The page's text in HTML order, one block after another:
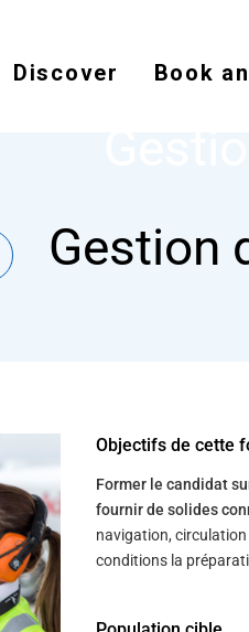
Discover Book
Gestion
Objectifs de cette
Former le candidat
fournir de solides
navigation,
conditions la